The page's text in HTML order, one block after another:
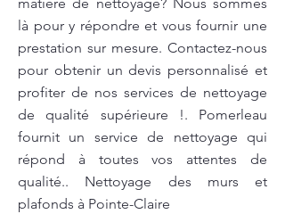
là pour y répondre et vous fournir une
prestation sur mesure. Contactez-nous
pour obtenir un devis personnalisé et
profiter de nos services de nettoyage
de qualité supérieure !. Pomerleau
fournit un service de nettoyage qui
répond à toutes vos attentes de
qualité.. Nettoyage des murs et
plafonds à Pointe-Claire